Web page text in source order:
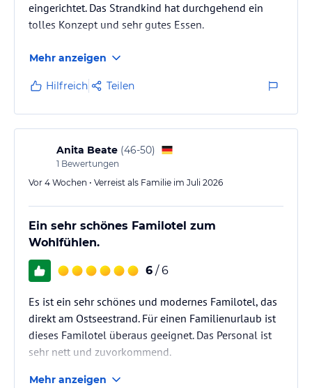
>> Leihboards für SUP inkl. Schwimmwesten
>> Leihkajaks inkl. Schwimmwesten
>> abwechslungsreicher Wochenplan mit geführten Bike-Touren,
Outdoorkino, Schnupperkurs Surfen u.v.m.
>> Badminton inkl. Set
>> Volleyball inkl. Set
> Kidspaket:
>> Kinderbetreuung von 0,5-13 Jahre
Piratenschatzsuchen, Strandwanderungen, Lagerfeuer mit
Stockbrotgrillen u.v.m.
>> Spielzimmer
Zusätzlich buchbar
> Elektro-Auto-Ladestation
Hinweis: Allgemeine und unverbindliche
Hoteliers-/Veranstalter-/Kataloginformationen. Alle Angaben
lies vor der Buchung die verbindlichen
eingerichtet. Das Strandkind hat durchgehend ein
tolles Konzept und sehr gutes Essen.
Mehr anzeigen
Hilfreich Teilen
Anita Beate (46-50)
1 Bewertungen
Vor 4 Wochen • Verreist als Familie im Juli 2026
Ein sehr schönes Familotel zum
Wohlfühlen.
6 / 6
Es ist ein sehr schönes und modernes Familotel, das
direkt am Ostseestrand. Für einen Familienurlaub ist
dieses Familotel überaus geeignet. Das Personal ist
sehr nett und zuvorkommend.
Mehr anzeigen